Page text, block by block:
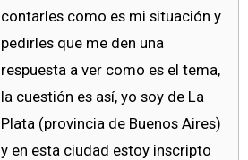
contarles como es mi situación y
pedirles que me den una
respuesta a ver como es el tema,
la cuestión es así, yo soy de La
Plata (provincia de Buenos Aires)
y en esta ciudad estoy inscripto